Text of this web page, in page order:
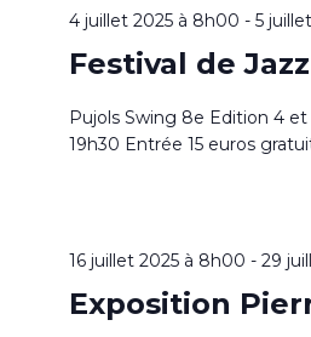
4 juillet 2025 à 8h00 - 5
Festival de Jazz
Pujols Swing 8e Edition 4
19h30 Entrée 15 euros
16 juillet 2025 à 8h00 - 29
Exposition